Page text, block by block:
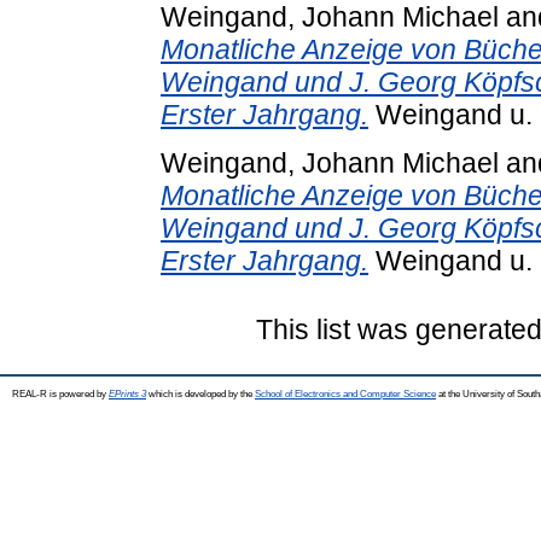
Weingand, Johann Michael
Monatliche Anzeige von
Weingand und J. Georg
Erster Jahrgang. Weingand u.
Weingand, Johann Michael
Monatliche Anzeige von
Weingand und J. Georg
Erster Jahrgang. Weingand u.
This list was
REAL-R is powered by EPrints 3which is developed by the School of Electronics and Computer Science at the University of